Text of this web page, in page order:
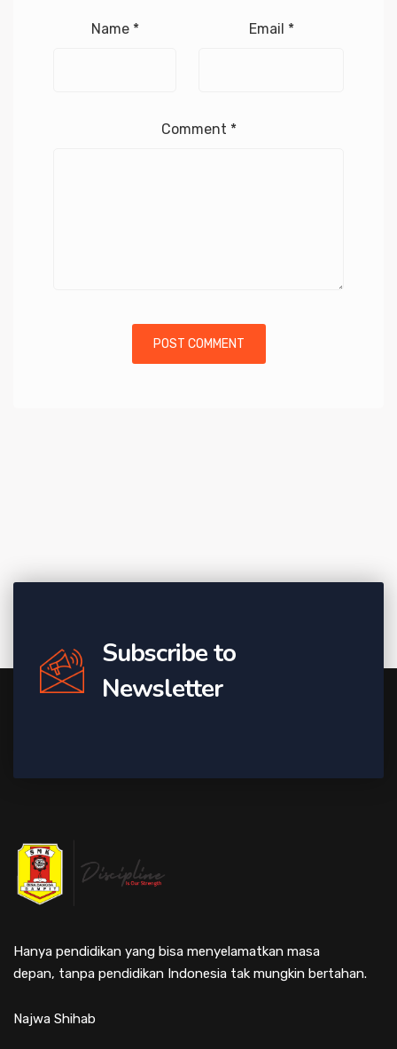
Name * Email *
Comment *
Subscribe to
Newsletter
Hanya pendidikan yang bisa menyelamatkan masa
depan, tanpa pendidikan Indonesia tak mungkin bertahan.
Najwa Shihab